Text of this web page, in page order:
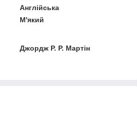
Англійська
М'який
Джордж Р. Р. Мартін